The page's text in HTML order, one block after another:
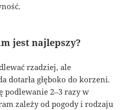
jest najlepszy?
rzadziej, ale
dotarła głęboko do korzeni.
podlewanie 2–3 razy w
zależy od pogody i rodzaju